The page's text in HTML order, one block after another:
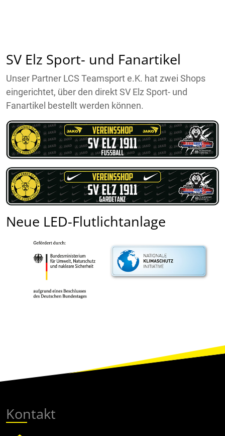
SV Elz Sport- und Fanartikel
Unser Partner LCS Teamsport e.K. hat zwei Shops
eingerichtet, über den direkt SV Elz Sport- und
Fanartikel bestellt werden können.
Neue LED-Flutlichtanlage
Kontakt